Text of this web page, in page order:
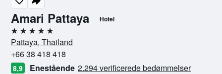
Amari Pattaya Hotel
5 stjerner
Pattaya, Thailand
+66 38 418 418
8,9 Enestående 2.294 verificerede bedømmelser